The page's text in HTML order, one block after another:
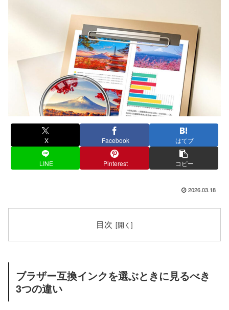
X Facebook はてブ
LINE Pinterest コピー
2026.03.18
目次
ブラザー互換インクを選ぶときに見るべき
3つの違い